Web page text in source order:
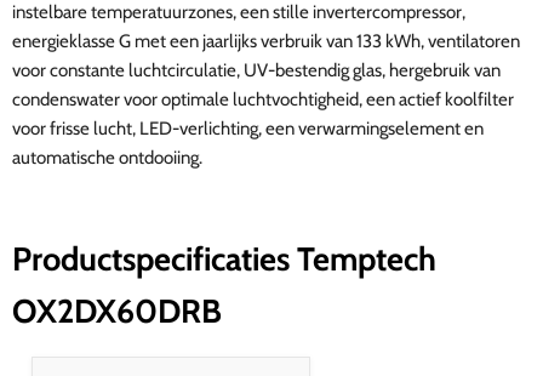
instelbare temperatuurzones, een stille invertercompressor,
energieklasse G met een jaarlijks verbruik van 133 kWh, ventilatoren
voor constante luchtcirculatie, UV-bestendig glas, hergebruik van
condenswater voor optimale luchtvochtigheid, een actief koolfilter
voor frisse lucht, LED-verlichting, een verwarmingselement en
automatische ontdooiing.
Productspecificaties Temptech
OX2DX60DRB